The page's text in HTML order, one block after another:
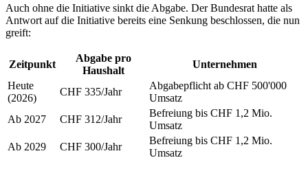
Auch ohne die Initiative sinkt die Abgabe. Der Bundesrat hatte als
Antwort auf die Initiative bereits eine Senkung beschlossen, die nun
greift:
Zeitpunkt
Abgabe pro
Haushalt
Unternehmen
Heute
(2026)
CHF 335/Jahr
Abgabepflicht ab CHF 500'000
Umsatz
Ab 2027
CHF 312/Jahr
Befreiung bis CHF 1,2 Mio.
Umsatz
Ab 2029
CHF 300/Jahr
Befreiung bis CHF 1,2 Mio.
Umsatz